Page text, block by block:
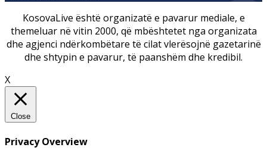
KosovaLive është organizatë e pavarur mediale, e
themeluar në vitin 2000, që mbështetet nga organizata
dhe agjenci ndërkombëtare të cilat vlerësojnë gazetarinë
dhe shtypin e pavarur, të paanshëm dhe kredibil.
X
Close
Privacy Overview